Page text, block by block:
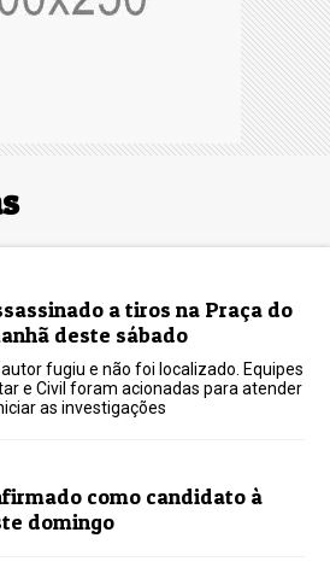
a tiros na Praça do
deste sábado
fugiu e não foi localizado. Equipes
e Civil foram acionadas para atender
as investigações
como candidato à
domingo